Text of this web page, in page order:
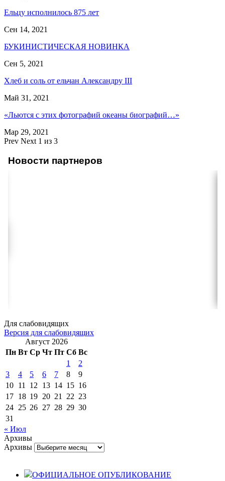
Ельцу исполнилось 875 лет
Сен 14, 2021
БУКИНИСТИЧЕСКАЯ НОВИНКА
Сен 5, 2021
Хлеб и соль от ельчан Александру III
Май 31, 2021
«Льются с этих фотографий океаны биографий…»
Мар 29, 2021
Prev Next 1 из 3
Новости партнеров
Для слабовидящих
Версия для слабовидящих
Август 2026
Пн Вт Ср Чт Пт Сб Вс
1
2
3
4 5 6 7 8
9
10 11 12 13 14 15 16
17 18 19 20 21 22 23
24 25 26 27 28 29 30
31
« Июл
Архивы
Архивы
ОФИЦИАЛЬНОЕ ОПУБЛИКОВАНИЕ